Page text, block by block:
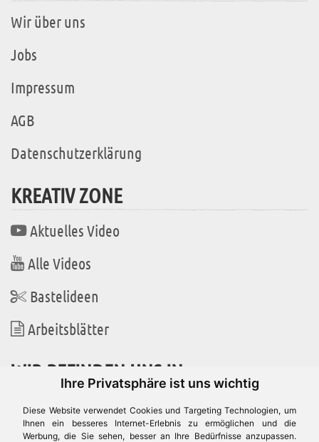
Ihre Privatsphäre ist uns wichtig
Diese Website verwendet Cookies und Targeting Technologien, um
Ihnen ein besseres Internet-Erlebnis zu ermöglichen und die
Werbung, die Sie sehen, besser an Ihre Bedürfnisse anzupassen.
Wir über uns
Jobs
Impressum
AGB
Datenschutzerklärung
KREATIV ZONE
Aktuelles Video
Alle Videos
Bastelideen
Arbeitsblätter
WIR BEFINDEN UNS IN